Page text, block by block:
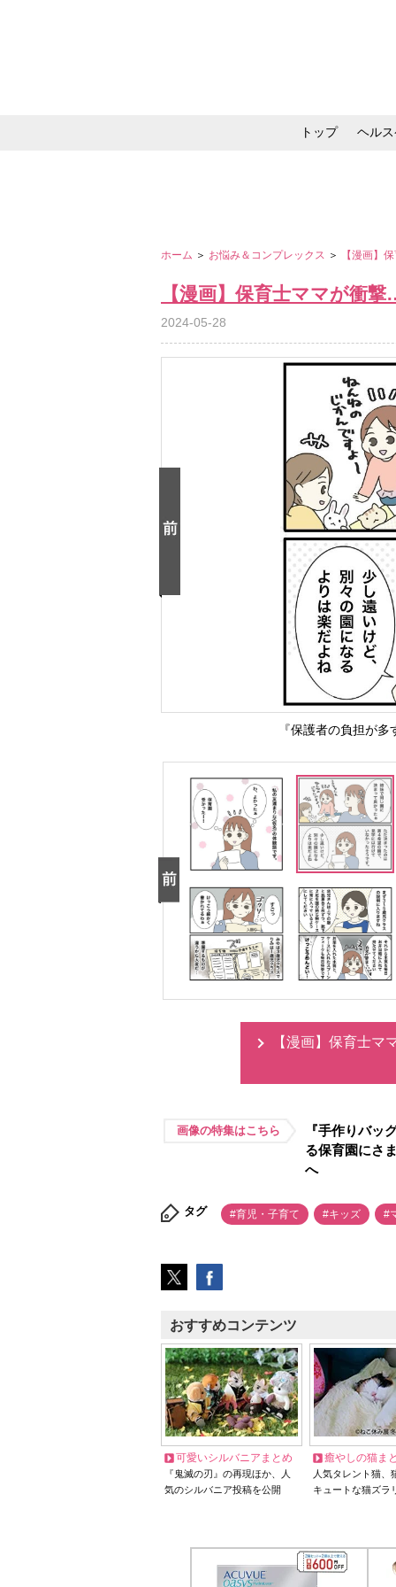
トップ ヘル
ホーム ＞ お悩み＆コンプレックス ＞ 【漫画】
【漫画】保育士ママが衝
2024-05-28
『保護者の負担が
【漫画】保育士
画像の特集はこちら
『手作りバ
る保育園にさ
へ
タグ #育児・子育て #キッズ #
おすすめコンテンツ
可愛いシルバニアまとめ
『鬼滅の刃』の再現ほか、人
気のシルバニア投稿を公開
癒やしの猫ま
人気タレント猫
キュートな猫ズラ